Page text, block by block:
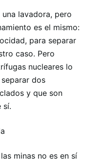
lavadora, pero
es el mismo:
para separar
caso. Pero
nucleares lo
dos
y que son
sí.
minas no es en sí